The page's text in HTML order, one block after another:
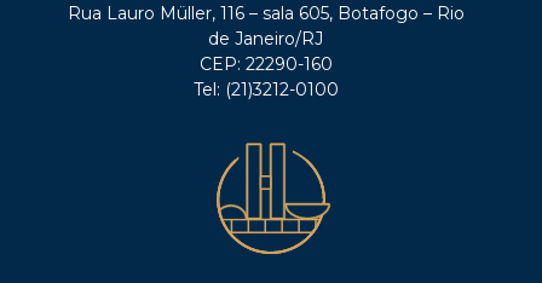
Rua Lauro Müller, 116 – sala 605, Botafogo – Rio
de Janeiro/RJ
CEP: 22290-160
Tel: (21)3212-0100